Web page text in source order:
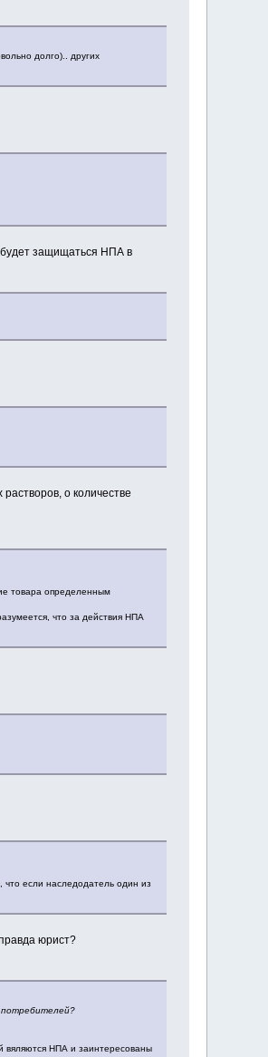
долго).. других
будет защищаться НПА в
о количестве
товара определенным
что за действия НПА
что если наследодатель один из
юрист?
потребителей?
вяляются НПА и заинтересованы